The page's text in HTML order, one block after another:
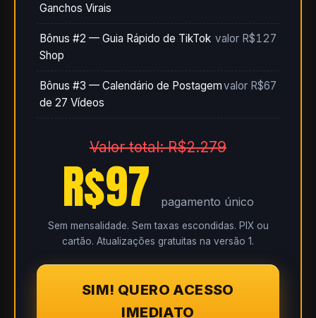
Ganchos Virais
Bônus #2 — Guia Rápido de TikTok
Shop
valor R$127
Bônus #3 — Calendário de Postagem
de 27 Vídeos
valor R$67
Valor total: R$2.279
R$97 pagamento único
Sem mensalidade. Sem taxas escondidas. PIX ou
cartão. Atualizações gratuitas na versão 1.
SIM! QUERO ACESSO
IMEDIATO